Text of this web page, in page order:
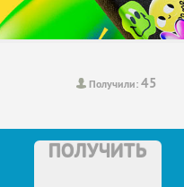
Получили:45
ПОЛУЧИТЬ